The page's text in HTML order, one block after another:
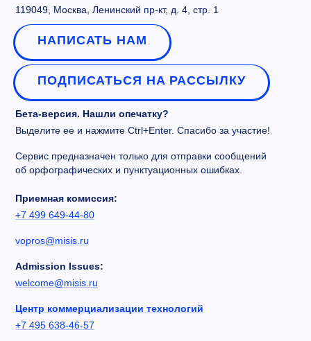
119049, Москва, Ленинский пр-кт, д. 4, стр. 1
НАПИСАТЬ НАМ
ПОДПИСАТЬСЯ НА РАССЫЛКУ
Бета-версия. Нашли опечатку?
Выделите ее и нажмите Ctrl+Enter. Спасибо за участие!
Сервис предназначен только для отправки сообщений
об орфографических и пунктуационных ошибках.
Приемная комиссия:
+7 499 649-44-80
vopros@misis.ru
Admission Issues:
welcome@misis.ru
Центр коммерциализации технологий
+7 495 638-46-57